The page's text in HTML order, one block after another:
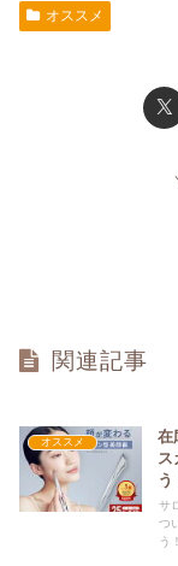
オススメ
関連記事
オススメ
在
う
サ
つ
う！